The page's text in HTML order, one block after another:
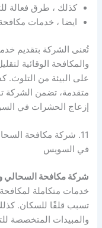
كذلك ، طرق فعالة
ايضا ، خدمات
تُعنى الشركة بتقديم
والمكافحة الوقائية
على البيئة من
متقدمة، تضمن الشركة
إزعاج الحشرات في
11. شركة مكافحة
في السويس
شركة مكافحة السحالي
خدمات متكاملة
تسبب قلقًا للسكان.
والمبيدات المتخصصة